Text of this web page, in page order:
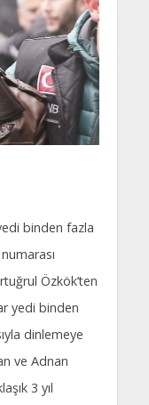
binden fazla
Özkök’ten
yedi binden
dinlemeye
ve Adnan
3 yıl